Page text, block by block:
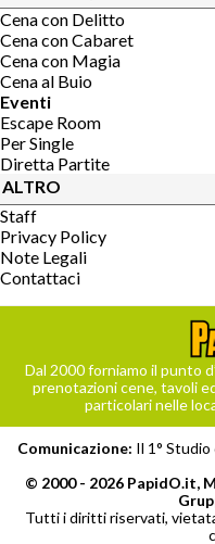
Cena con Delitto
Cena con Cabaret
Cena con Magia
Cena al Buio
Eventi
Escape Room
Per Single
Diretta Partite
ALTRO
Staff
Privacy Policy
Note Legali
Contattaci
Dal 2000 forniamo il punto
prenotazioni cene, tavoli
particolari nelle
Comunicazione: Il 1°
© 2000 - 2026 PapidO.it,
Tutti i diritti riservati,